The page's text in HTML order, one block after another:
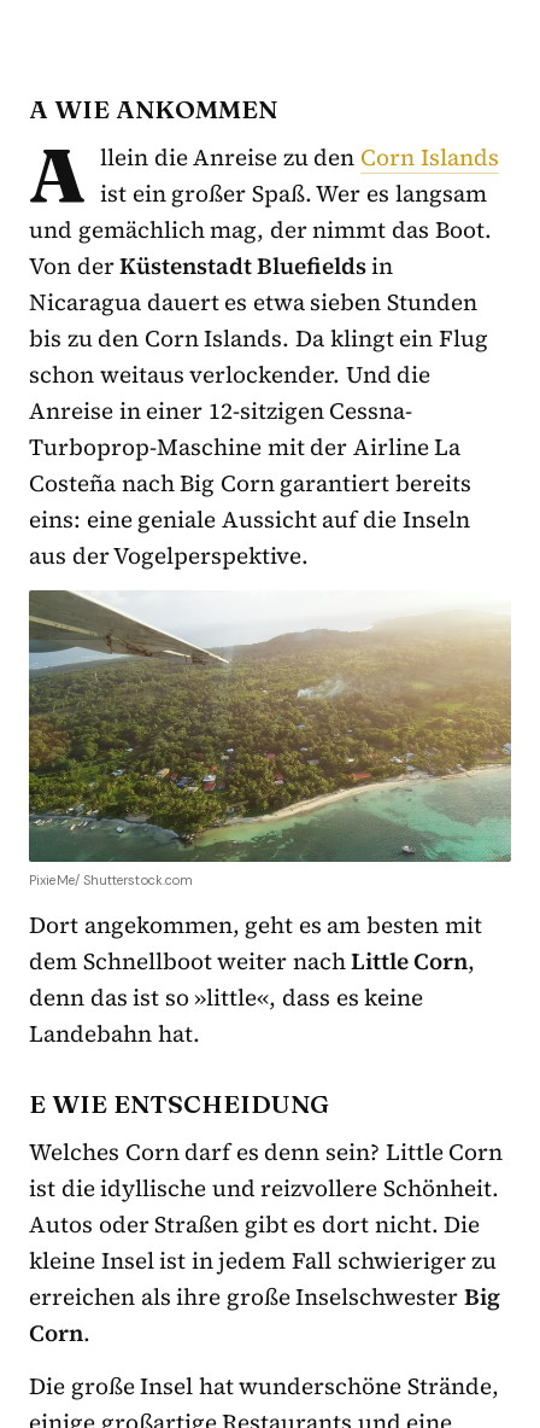
A WIE ANKOMMEN
A llein die Anreise zu den Corn Islands
ist ein großer Spaß. Wer es langsam
und gemächlich mag, der nimmt das Boot.
Von derKüstenstadt Bluefieldsin
Nicaragua dauert es etwa sieben Stunden
bis zu den Corn Islands. Da klingt ein Flug
schon weitaus verlockender. Und die
Anreise in einer 12-sitzigen Cessna-
Turboprop-Maschine mit der Airline La
Costeña nach Big Corn garantiert bereits
eins: eine geniale Aussicht auf die Inseln
aus der Vogelperspektive.
PixieMe/ Shutterstock.com
Dort angekommen, geht es am besten mit
dem Schnellboot weiter nachLittle Corn,
denn das ist so »little«, dass es keine
Landebahn hat.
E WIE ENTSCHEIDUNG
Welches Corn darf es denn sein? Little Corn
ist die idyllische und reizvollere Schönheit.
Autos oder Straßen gibt es dort nicht. Die
kleine Insel ist in jedem Fall schwieriger zu
erreichen als ihre große InselschwesterBig
Corn.
Die große Insel hat wunderschöne Strände,
einige großartige Restaurants und eine